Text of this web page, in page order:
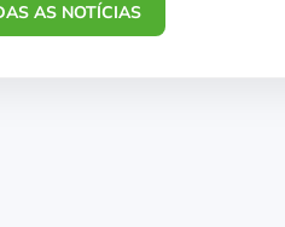
AS NOTÍCIAS